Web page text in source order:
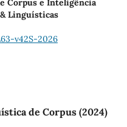
Corpus e Inteligência
Linguísticas
v42S-2026
de Corpus (2024)